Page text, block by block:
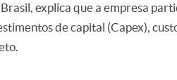
explica que a empresa
de capital (Capex),